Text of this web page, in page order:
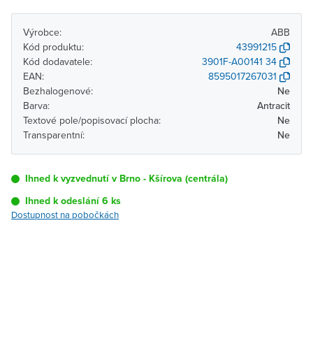
Výrobce:
ABB
Kód produktu:
43991215
Kód dodavatele:
3901F-A00141 34
EAN:
8595017267031
Bezhalogenové:
Ne
Barva:
Antracit
Textové pole/popisovací plocha:
Ne
Transparentní:
Ne
Ihned k vyzvednutí v Brno - Kšírova (centrála)
Ihned k odeslání 6 ks
Dostupnost na pobočkách